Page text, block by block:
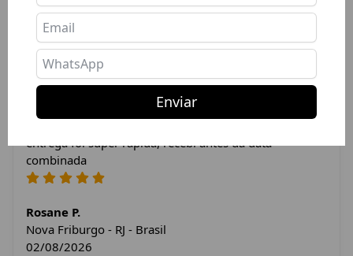
Depoimentos dos Clientes
entrega foi super rápida, recebi antes da data
combinada
Rosane P.
Nova Friburgo - RJ - Brasil
02/08/2026
Enviar